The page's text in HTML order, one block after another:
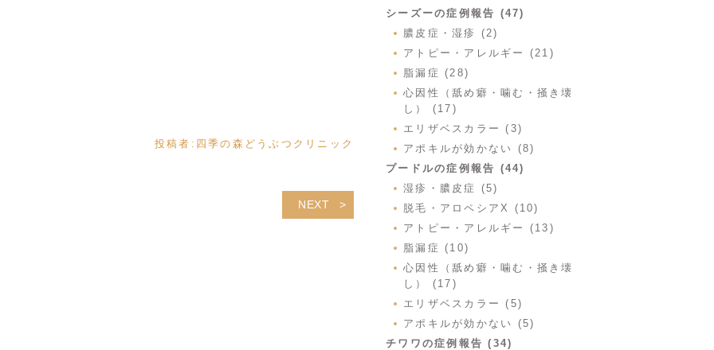
投稿者: 四季の森どうぶつクリニック
NEXT
シーズーの症例報告 (47)
膿皮症・湿疹 (2)
アトピー・アレルギー (21)
脂漏症 (28)
心因性（舐め癖・噛む・掻き壊
し） (17)
エリザベスカラー (3)
アポキルが効かない (8)
プードルの症例報告 (44)
湿疹・膿皮症 (5)
脱毛・アロペシアX (10)
アトピー・アレルギー (13)
脂漏症 (10)
心因性（舐め癖・噛む・掻き壊
し） (17)
エリザベスカラー (5)
アポキルが効かない (5)
チワワの症例報告 (34)